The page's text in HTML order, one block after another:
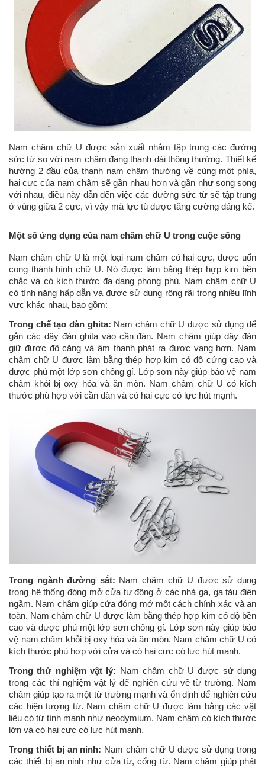
Nam châm chữ U được sản xuất nhằm tập trung các đường
sức từ so với nam châm đạng thanh dài thông thường. Thiết kế
hướng 2 đầu của thanh nam châm thường về cùng một phía,
hai cực của nam châm sẽ gần nhau hơn và gần như song song
với nhau, điều này dẫn đến việc các đường sức từ sẽ tập trung
ở vùng giữa 2 cực, vì vậy mà lực tù được tăng cường đáng kể.
Một số ứng dụng của nam châm chữ U trong cuộc sống
Nam châm chữ U là một loại nam châm có hai cực, được uốn
cong thành hình chữ U. Nó được làm bằng thép hợp kim bền
chắc và có kích thước đa dạng phong phú. Nam châm chữ U
có tính năng hấp dẫn và được sử dụng rộng rãi trong nhiều lĩnh
vực khác nhau, bao gồm:
Trong chế tạo đàn ghita: Nam châm chữ U được sử dụng để
gắn các dây đàn ghita vào cần đàn. Nam châm giúp dây đàn
giữ được độ căng và âm thanh phát ra được vang hơn. Nam
châm chữ U được làm bằng thép hợp kim có độ cứng cao và
được phủ một lớp sơn chống gỉ. Lớp sơn này giúp bảo vệ nam
châm khỏi bị oxy hóa và ăn mòn. Nam châm chữ U có kích
thước phù hợp với cần đàn và có hai cực có lực hút mạnh.
Trong ngành đường sắt: Nam châm chữ U được sử dụng
trong hệ thống đóng mở cửa tự động ở các nhà ga, ga tàu điện
ngầm. Nam châm giúp cửa đóng mở một cách chính xác và an
toàn. Nam châm chữ U được làm bằng thép hợp kim có độ bền
cao và được phủ một lớp sơn chống gỉ. Lớp sơn này giúp bảo
vệ nam châm khỏi bị oxy hóa và ăn mòn. Nam châm chữ U có
kích thước phù hợp với cửa và có hai cực có lực hút mạnh.
Trong thử nghiệm vật lý:
Nam châm chữ U được sử dụng
trong các thí nghiệm vật lý để nghiên cứu về từ trường. Nam
châm giúp tạo ra một từ trường mạnh và ổn định để nghiên cứu
các hiện tượng từ. Nam châm chữ U được làm bằng các vật
liệu có từ tính mạnh như neodymium. Nam châm có kích thước
lớn và có hai cực có lực hút mạnh.
Trong thiết bị an ninh: Nam châm chữ U được sử dụng trong
các thiết bị an ninh như cửa từ, cổng từ. Nam châm giúp phát